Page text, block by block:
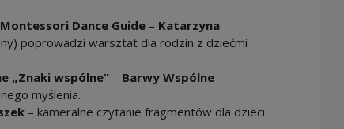
Dance Guide– Katarzyna
poprowadzi warsztat dla rodzin z dziećmi
„Znaki wspólne”– Barwy Wspólne–
myślenia.
– kameralne czytanie fragmentów dla dzieci